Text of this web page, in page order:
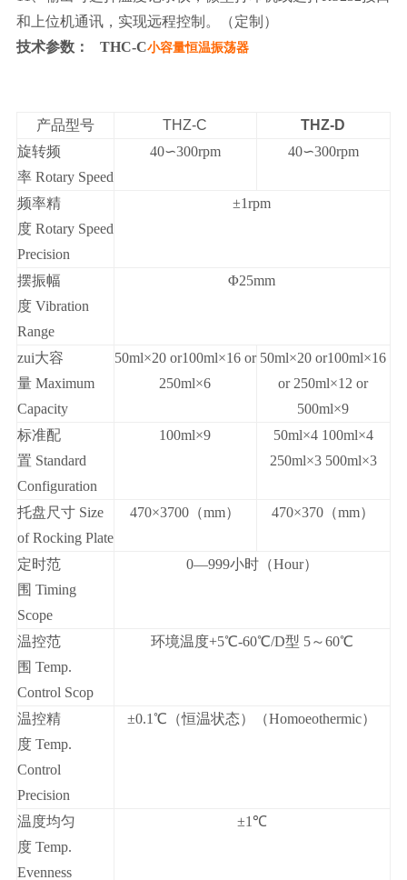
和上位机通讯，实现远程控制。（定制）
技术参数： THC-C小容量恒温振荡器
产品型号 THZ-C
THZ-D
旋转频
率Rotary Speed
40∽300rpm 40∽300rpm
频率精
度Rotary Speed
Precision
±1rpm
摆振幅
度Vibration
Range
Φ25mm
zui大容
量 Maximum
Capacity
50ml×20 or100ml×16 or
250ml×6
50ml×20 or100ml×16
or 250ml×12 or
500ml×9
标准配
置 Standard
Configuration
100ml×9
50ml×4 100ml×4
250ml×3 500ml×3
托盘尺寸Size
of Rocking Plate
470×3700（mm） 470×370（mm）
定时范
围 Timing
Scope
0—999小时（Hour）
温控范
围 Temp.
Control Scop
环境温度+5℃-60℃/D型 5～60℃
温控精
度Temp.
Control
Precision
±0.1℃ （恒温状态）（Homoeothermic）
温度均匀
度Temp.
Evenness
±1℃